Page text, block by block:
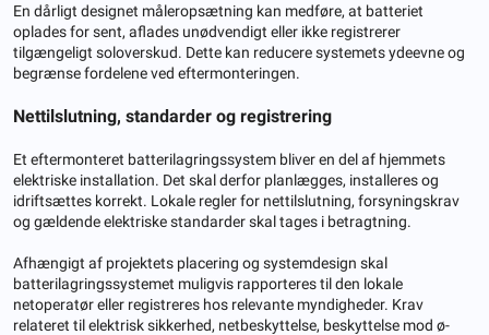
En dårligt designet måleropsætning kan medføre, at batteriet
oplades for sent, aflades unødvendigt eller ikke registrerer
tilgængeligt soloverskud. Dette kan reducere systemets ydeevne og
begrænse fordelene ved eftermonteringen.
Nettilslutning, standarder og registrering
Et eftermonteret batterilagringssystem bliver en del af hjemmets
elektriske installation. Det skal derfor planlægges, installeres og
idriftsættes korrekt. Lokale regler for nettilslutning, forsyningskrav
og gældende elektriske standarder skal tages i betragtning.
Afhængigt af projektets placering og systemdesign skal
batterilagringssystemet muligvis rapporteres til den lokale
netoperatør eller registreres hos relevante myndigheder. Krav
relateret til elektrisk sikkerhed, netbeskyttelse, beskyttelse mod ø-